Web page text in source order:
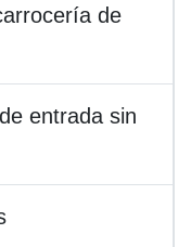
de
entrada sin